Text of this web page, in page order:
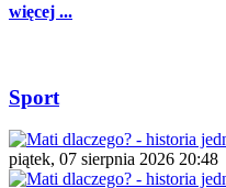
więcej ...
Sport
piątek, 07 sierpnia 2026 20:48